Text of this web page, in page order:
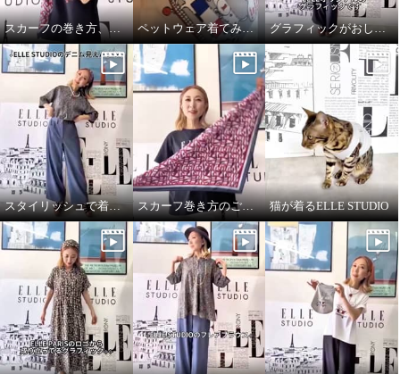
エル ステュディオ ドッググラ
フィック グリッタープリント ペ
ットウェア
ライトグレー ＬＬ
¥0
スカーフの巻き方、簡単2通りです♪ ペットウェア着てみました♪ グラフィックがおしゃれなTシャツ
スタイリッシュで着心地良いデニムパンツ スカーフ巻き方のご紹介です♪ 猫が着るELLE STUDIO